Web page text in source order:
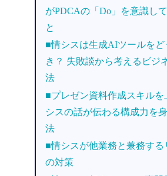
がPDCAの「Do」を意識し
と
■情シスは生成AIツールをど
き？ 失敗談から考えるビジ
法
■プレゼン資料作成スキルを
シスの話が伝わる構成力を
法
■情シスが他業務と兼務する
の対策